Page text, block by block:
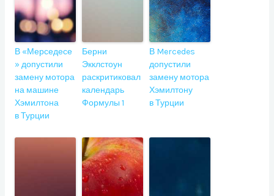
В «Мерседесе
» допустили
замену мотора
на машине
Хэмилтона
в Турции
Берни
Экклстоун
раскритиковал
календарь
Формулы 1
В Mercedes
допустили
замену мотора
Хэмилтону
в Турции